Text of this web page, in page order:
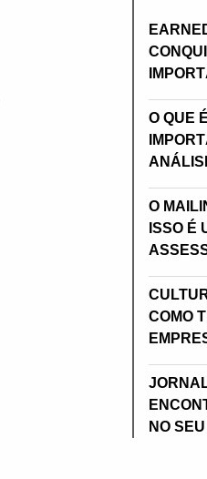
O QUE
O
ISSO É
COMO
NO